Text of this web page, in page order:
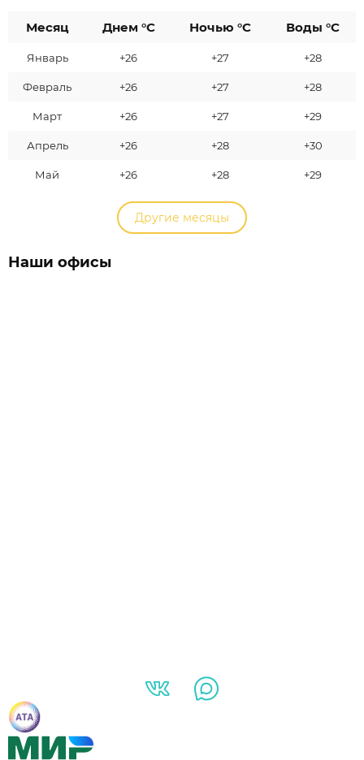
Месяц Днем °C Ночью °C Воды °C
Январь +26 +27 +28
Февраль +26 +27 +28
Март +26 +27 +29
Апрель +26 +28 +30
Май +26 +28 +29
Другие месяцы
Наши офисы